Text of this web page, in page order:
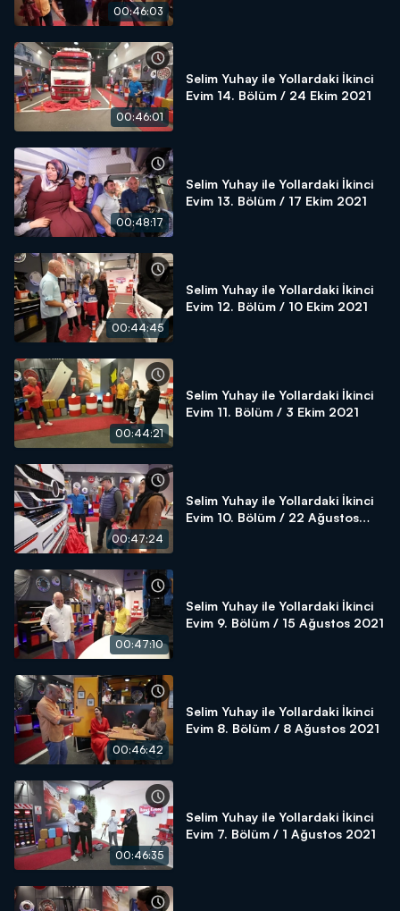
00:46:03
00:46:01
Selim Yuhay ile Yollardaki İkinci
Evim 14. Bölüm / 24 Ekim 2021
00:48:17
Selim Yuhay ile Yollardaki İkinci
Evim 13. Bölüm / 17 Ekim 2021
00:44:45
Selim Yuhay ile Yollardaki İkinci
Evim 12. Bölüm / 10 Ekim 2021
00:44:21
Selim Yuhay ile Yollardaki İkinci
Evim 11. Bölüm / 3 Ekim 2021
00:47:24
Selim Yuhay ile Yollardaki İkinci
Evim 10. Bölüm / 22 Ağustos
00:47:10
Selim Yuhay ile Yollardaki İkinci
Evim 9. Bölüm / 15 Ağustos 2021
00:46:42
Selim Yuhay ile Yollardaki İkinci
Evim 8. Bölüm / 8 Ağustos 2021
00:46:35
Selim Yuhay ile Yollardaki İkinci
Evim 7. Bölüm / 1 Ağustos 2021